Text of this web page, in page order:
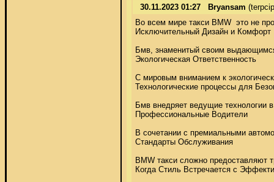
30.11.2023 01:27 Bryansam
Во всем мире такси BMW  это не
Исключительный Дизайн и Комфорт
Бмв, знаменитый своим
Экологическая Ответственность
С мировым вниманием к
Технологические процессы для
Бмв внедряет ведущие технологии
Профессиональные Водители
В сочетании с премиальными
Стандарты Обслуживания
BMW такси сложно предоставляют
Когда Стиль Встречается с